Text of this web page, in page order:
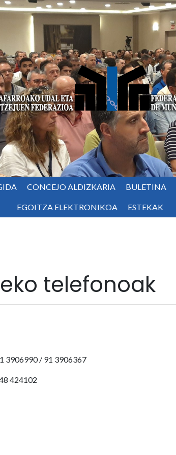
CONCEJO ALDIZKARIA BULETINA
EGOITZA ELEKTRONIKOA ESTEKAK
telefonoak
3906990 / 91 3906367
424102